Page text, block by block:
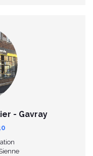
- Gavray